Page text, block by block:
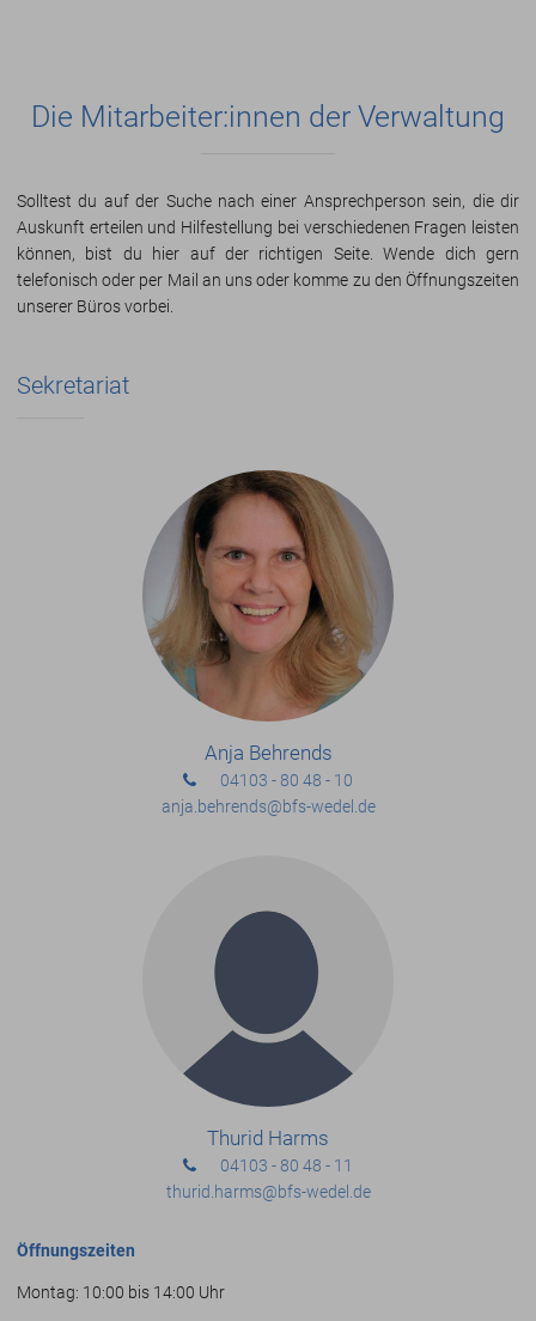
Die Mitarbeiter:innen der Verwaltung
Solltest du auf der Suche nach einer Ansprechperson sein, die dir
Auskunft erteilen und Hilfestellung bei verschiedenen Fragen leisten
können, bist du hier auf der richtigen Seite. Wende dich gern
telefonisch oder per Mail an uns oder komme zu den Öffnungszeiten
unserer Büros vorbei.
Sekretariat
Anja Behrends
04103 - 80 48 - 10
anja.behrends@bfs-wedel.de
Thurid Harms
04103 - 80 48 - 11
thurid.harms@bfs-wedel.de
Öffnungszeiten
Montag: 10:00 bis 14:00 Uhr